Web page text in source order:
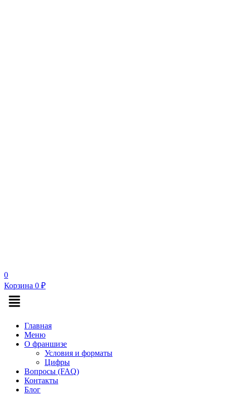
0
Корзина 0 ₽
Меню
Главная
Меню
О франшизе
Условия и форматы
Цифры
Вопросы (FAQ)
Контакты
Блог